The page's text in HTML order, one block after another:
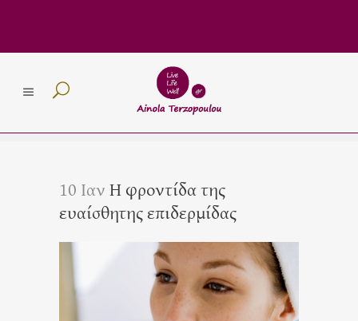
10 ΙανΗ φροντίδα της
ευαίσθητης επιδερμίδας